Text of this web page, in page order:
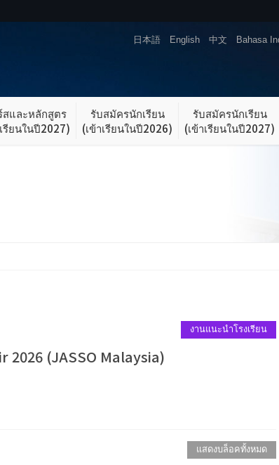
English Bahasa
日本語 中文
สและหลักสูตร
รียนในปี2027)
รับสมัครนักเรียน
(เข้าเรียนในปี2026)
รับสมัครนักเรียน
(เข้าเรียนในปี2027)
งานแนะนำโรงเรียน
2026 (JASSO Malaysia)
แสดงบล็อคทั้งหมด